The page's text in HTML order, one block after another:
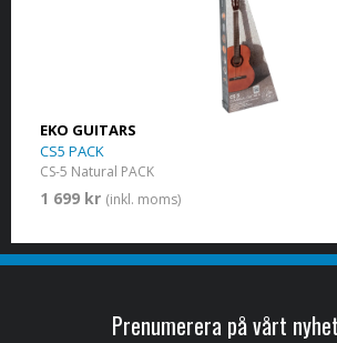
EKO GUITARS
CS5 PACK
CS-5 Natural PACK
1 699 kr (inkl. moms)
Prenumerera på vårt